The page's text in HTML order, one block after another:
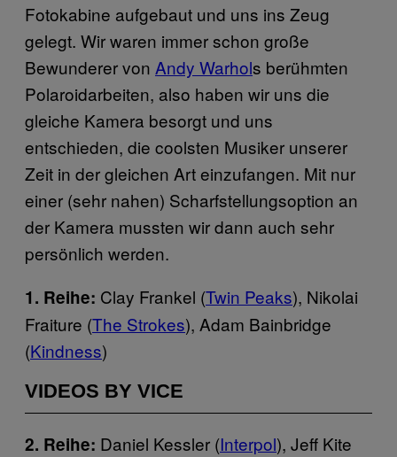
Fotokabine aufgebaut und uns ins Zeug
gelegt. Wir waren immer schon große
Bewunderer von Andy Warhols berühmten
Polaroidarbeiten, also haben wir uns die
gleiche Kamera besorgt und uns
entschieden, die coolsten Musiker unserer
Zeit in der gleichen Art einzufangen. Mit nur
einer (sehr nahen) Scharfstellungsoption an
der Kamera mussten wir dann auch sehr
persönlich werden.
1. Reihe: Clay Frankel (Twin Peaks), Nikolai
Fraiture (The Strokes), Adam Bainbridge
(Kindness)
VIDEOS BY VICE
2. Reihe: Daniel Kessler (Interpol), Jeff Kite